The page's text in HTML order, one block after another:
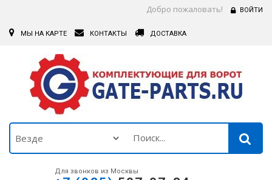
Добро пожаловать! ВОЙТИ
МЫ НА КАРТЕ КОНТАКТЫ ДОСТАВКА
Для звонков из Москвы